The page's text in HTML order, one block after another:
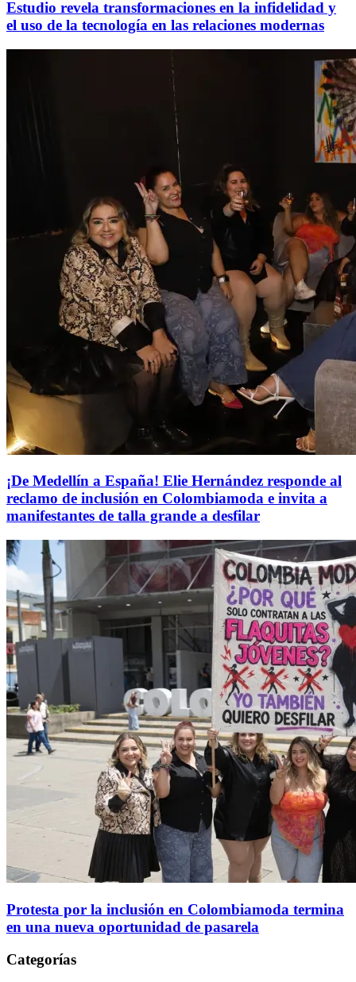
Estudio revela transformaciones en la infidelidad y
el uso de la tecnología en las relaciones modernas
¡De Medellín a España! Elie Hernández responde al
reclamo de inclusión en Colombiamoda e invita a
manifestantes de talla grande a desfilar
Protesta por la inclusión en Colombiamoda termina
en una nueva oportunidad de pasarela
Categorías